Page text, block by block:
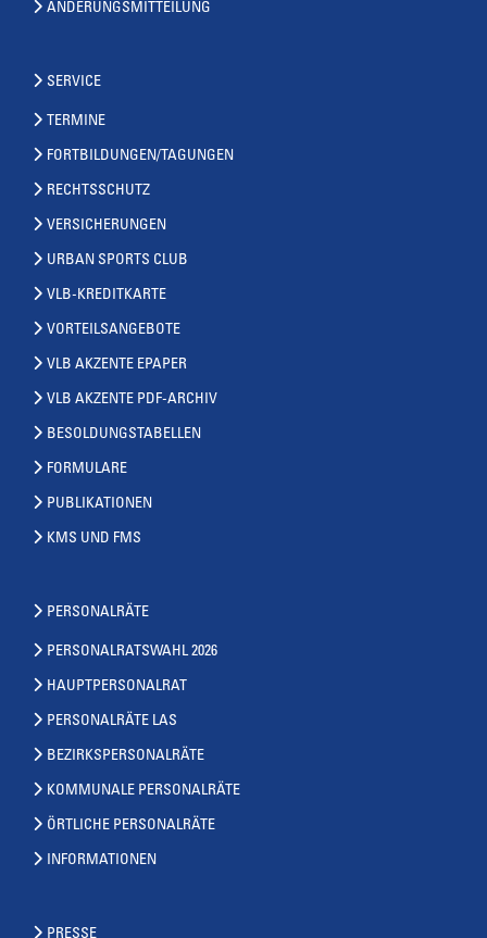
ÄNDERUNGSMITTEILUNG
SERVICE
TERMINE
FORTBILDUNGEN/TAGUNGEN
RECHTSSCHUTZ
VERSICHERUNGEN
URBAN SPORTS CLUB
VLB-KREDITKARTE
VORTEILSANGEBOTE
VLB AKZENTE EPAPER
VLB AKZENTE PDF-ARCHIV
BESOLDUNGSTABELLEN
FORMULARE
PUBLIKATIONEN
KMS UND FMS
PERSONALRÄTE
PERSONALRATSWAHL 2026
HAUPTPERSONALRAT
PERSONALRÄTE LAS
BEZIRKSPERSONALRÄTE
KOMMUNALE PERSONALRÄTE
ÖRTLICHE PERSONALRÄTE
INFORMATIONEN